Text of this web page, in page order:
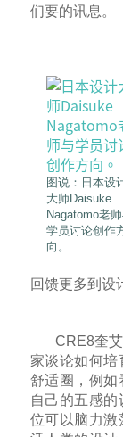
们要的讯息。
图说：日本设
大师Daisuke
Nagatomo老
学员讨论创作
向。
回馈更多到设
CRE8奎
家谈论如何
舒适圈，例
自己的五感
位可以脑力